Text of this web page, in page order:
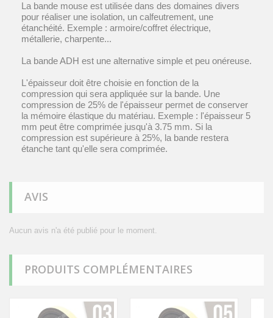
La bande mouse est utilisée dans des domaines divers
pour réaliser une isolation, un calfeutrement, une
étanchéité. Exemple : armoire/coffret électrique,
métallerie, charpente...
La bande ADH est une alternative simple et peu onéreuse.
L'épaisseur doit être choisie en fonction de la
compression qui sera appliquée sur la bande. Une
compression de 25% de l'épaisseur permet de conserver
la mémoire élastique du matériau. Exemple : l'épaisseur 5
mm peut être comprimée jusqu'à 3.75 mm. Si la
compression est supérieure à 25%, la bande restera
étanche tant qu'elle sera comprimée.
AVIS
Aucun avis n'a été publié pour le moment.
PRODUITS COMPLÉMENTAIRES